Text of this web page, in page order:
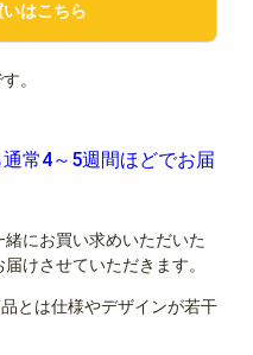
はこちら
。
常4～5週間ほどでお届
緒にお買い求めいただいた
けさせていただきます。
とは仕様やデザインが若干